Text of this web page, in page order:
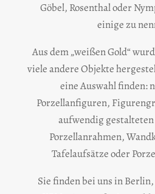
Göbel, Rosenthal oder
einige zu
Aus dem „weißen Gold“
viele andere Objekte
eine Auswahl finden:
Porzellanfiguren,
aufwendig
Porzellanrahmen,
Tafelaufsätze oder
Sie finden bei uns in